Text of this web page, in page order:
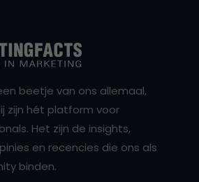
beetje van ons allemaal,
zijn hét platform voor
Het zijn de insights,
en recencies die ons als
binden.